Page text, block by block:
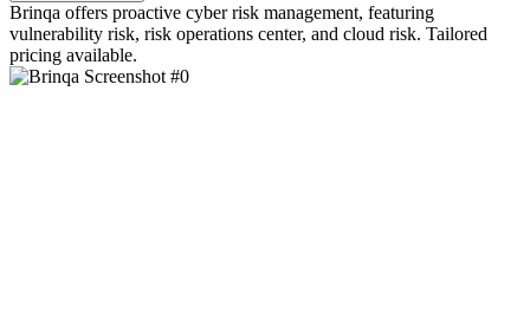
Brinqa offers proactive cyber risk management, featuring
vulnerability risk, risk operations center, and cloud risk. Tailored
pricing available.